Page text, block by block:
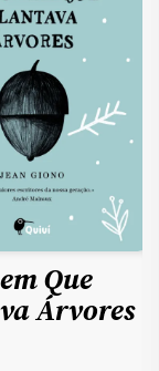
Que
Árvores